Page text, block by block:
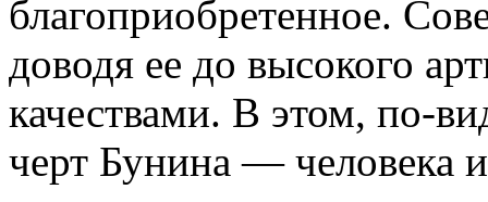
благоприобретенное.
доводя ее до высокого
качествами. В этом, по-
черт Бунина — человека